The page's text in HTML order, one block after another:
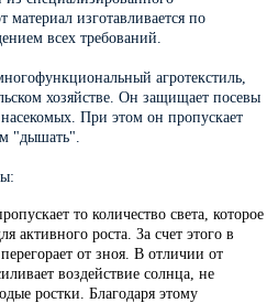
материал изготавливается по
всех требований.
агротекстиль,
хозяйстве. Он защищает посевы
При этом он пропускает
"дышать".
то количество света, которое
активного роста. За счет этого в
от зноя. В отличии от
воздействие солнца, не
ростки. Благодаря этому